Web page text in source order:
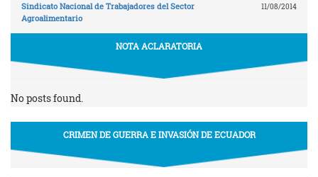
Sindicato Nacional de Trabajadores del Sector
Agroalimentario
11/08/2014
NOTA ACLARATORIA
No posts found.
CRIMEN DE GUERRA E INVASIÓN DE ECUADOR